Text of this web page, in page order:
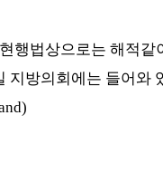
행법상으로는 해적
지방의회에는 들어와